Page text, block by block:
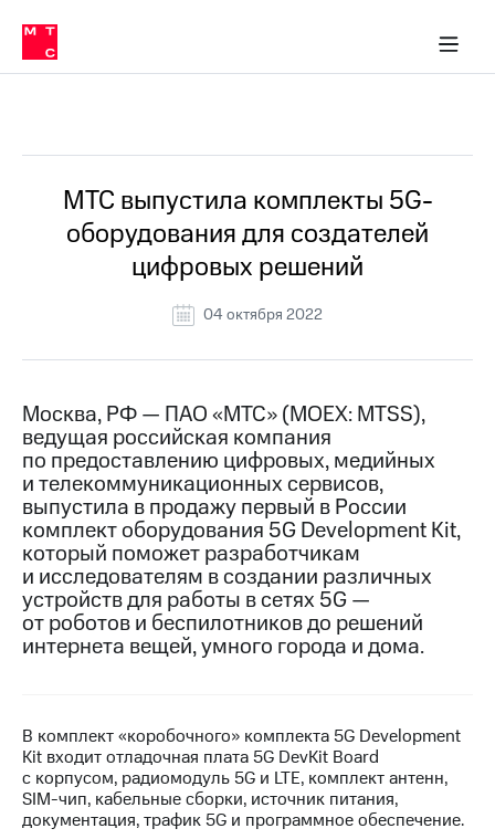
Медиа-центр
и акционерам
Устойчивое развитие
Комплаенс и деловая этика
компании
Карьера
История
компании
Руководство
информация
Контакты
Медиа-центр
Пресс-
релизы
МТС
о технологиях
Достижения
Интервью
Контакты
Новости
в
регионе
в МТС
Пресс-
релизы
о технологиях
МТС выпустила комплекты 5G-
оборудования для создателей
цифровых решений
04 октября 2022
Москва, РФ — ПАО «МТС» (MOEX: MTSS),
ведущая российская компания
по предоставлению цифровых, медийных
и телекоммуникационных сервисов,
выпустила в продажу первый в России
комплект оборудования 5G Development Kit,
который поможет разработчикам
и исследователям в создании различных
устройств для работы в сетях 5G —
от роботов и беспилотников до решений
интернета вещей, умного города и дома.
В комплект «коробочного» комплекта 5G Development
Kit входит отладочная плата 5G DevKit Board
с корпусом, радиомодуль 5G и LTE, комплект антенн,
SIM-чип, кабельные сборки, источник питания,
документация, трафик 5G и программное обеспечение.